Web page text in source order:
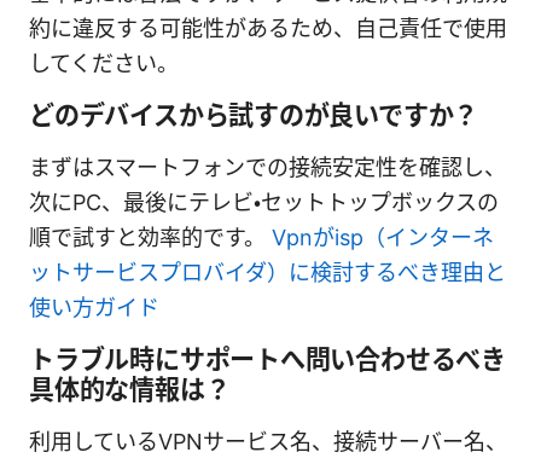
約に違反する可能性があるため、自己責任で使用
してください。
どのデバイスから試すのが良いですか？
まずはスマートフォンでの接続安定性を確認し、
次にPC、最後にテレビ・セットトップボックスの
順で試すと効率的です。 Vpnがisp（インターネ
ットサービスプロバイダ）に検討するべき理由と
使い方ガイド
トラブル時にサポートへ問い合わせるべき
具体的な情報は？
利用しているVPNサービス名、接続サーバー名、